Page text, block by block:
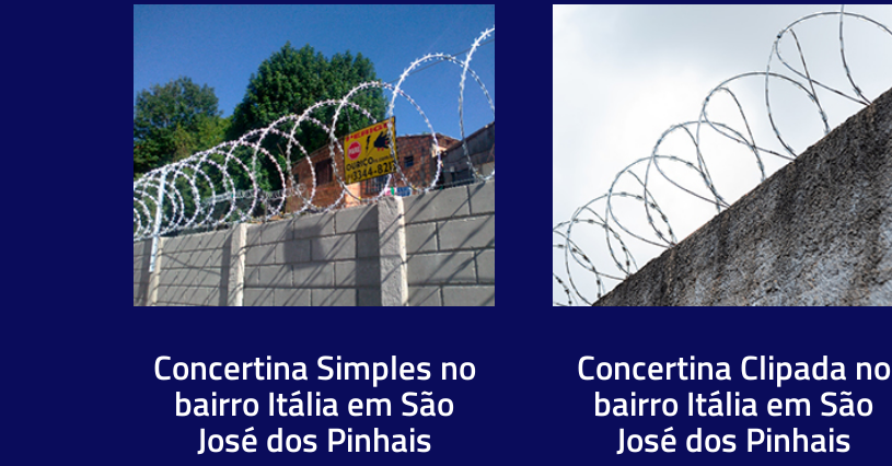
Concertina Simples no
bairro Itália em São
José dos Pinhais
Concertina Clipada no
bairro Itália em São
José dos Pinhais